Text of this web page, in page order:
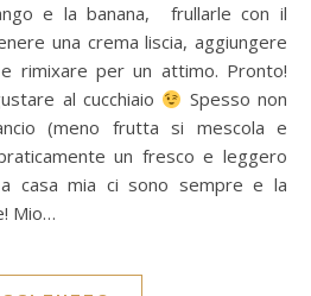
e la banana, frullarle con il
una crema liscia, aggiungere
rimixare per un attimo. Pronto!
al cucchiaio
Spesso non
(meno frutta si mescola e
un fresco e leggero
casa mia ci sono sempre e la
Mio…